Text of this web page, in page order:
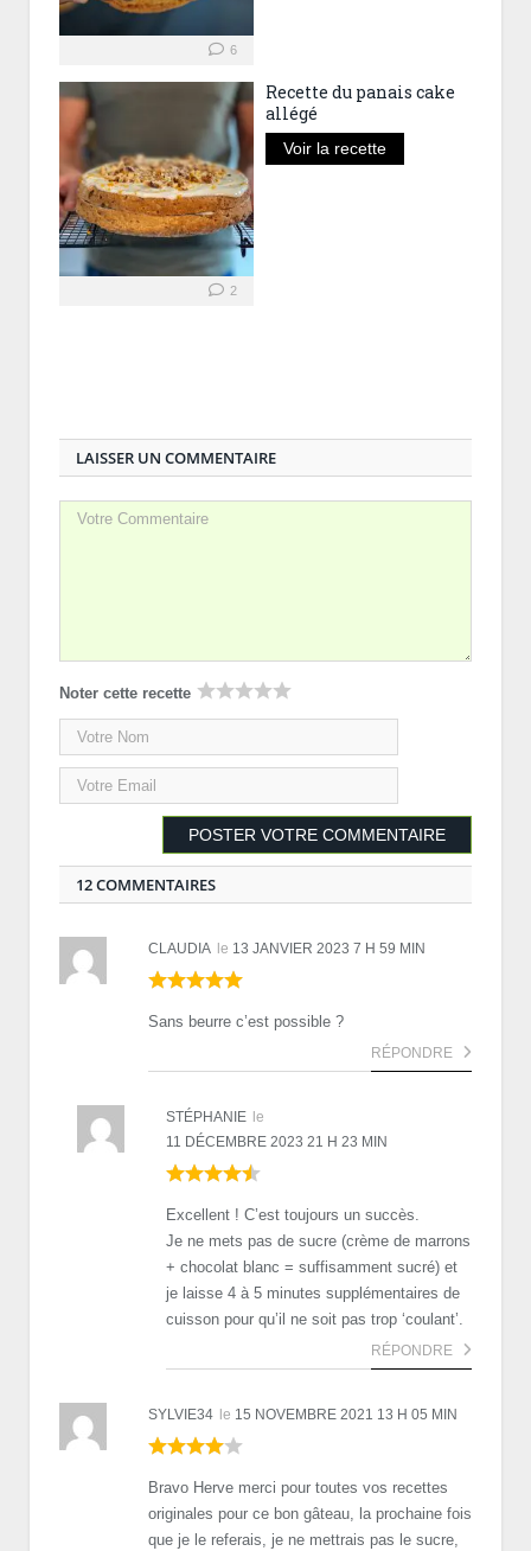
6
2
Recette du panais cake
allégé
Voir la recette
LAISSER UN COMMENTAIRE
Noter cette recette
12 COMMENTAIRES
CLAUDIA le 13 JANVIER 2023 7 H 59 MIN
Sans beurre c’est possible ?
RÉPONDRE
STÉPHANIE le
11 DÉCEMBRE 2023 21 H 23 MIN
Excellent ! C’est toujours un succès.
Je ne mets pas de sucre (crème de marrons
+ chocolat blanc = suffisamment sucré) et
je laisse 4 à 5 minutes supplémentaires de
cuisson pour qu’il ne soit pas trop ‘coulant’.
RÉPONDRE
SYLVIE34 le 15 NOVEMBRE 2021 13 H 05 MIN
Bravo Herve merci pour toutes vos recettes
originales pour ce bon gâteau, la prochaine fois
que je le referais, je ne mettrais pas le sucre,